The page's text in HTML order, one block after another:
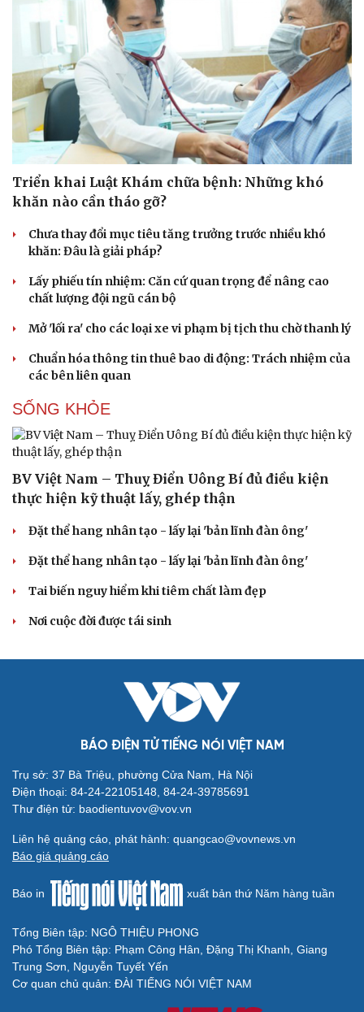
Văn hóa
Sân khấu - Điện ảnh
Văn học
Âm nhạc
Di sản
Giải trí
Nghệ sĩ
Thời trang
Sao Việt
Du lịch
Tư vấn
check-in
Podcast
Câu chuyện thời sự
Cửa sổ tình yêu
Kể chuyện cho bé
Cải chính
Triển khai Luật Khám chữa bệnh: Những khó
khăn nào cần tháo gỡ?
Chưa thay đổi mục tiêu tăng trưởng trước nhiều khó
khăn: Đâu là giải pháp?
Lấy phiếu tín nhiệm: Căn cứ quan trọng để nâng cao
chất lượng đội ngũ cán bộ
Mở 'lối ra' cho các loại xe vi phạm bị tịch thu chờ thanh lý
Chuẩn hóa thông tin thuê bao di động: Trách nhiệm của
các bên liên quan
SỐNG KHỎE
BV Việt Nam – Thuỵ Điển Uông Bí đủ điều kiện
thực hiện kỹ thuật lấy, ghép thận
Đặt thể hang nhân tạo - lấy lại 'bản lĩnh đàn ông'
Đặt thể hang nhân tạo - lấy lại 'bản lĩnh đàn ông'
Tai biến nguy hiểm khi tiêm chất làm đẹp
Nơi cuộc đời được tái sinh
BÁO ĐIỆN TỬ TIẾNG NÓI VIỆT NAM
Trụ sở: 37 Bà Triệu, phường Cửa Nam, Hà Nội
Điện thoại: 84-24-22105148, 84-24-39785691
Thư điện tử: baodientuvov@vov.vn
Liên hệ quảng cáo, phát hành: quangcao@vovnews.vn
Báo giá quảng cáo
Báo in xuất bản thứ Năm hàng tuần
Tổng Biên tập: NGÔ THIỆU PHONG
Phó Tổng Biên tập: Phạm Công Hân, Đặng Thị Khanh, Giang
Trung Sơn, Nguyễn Tuyết Yến
Cơ quan chủ quản: ĐÀI TIẾNG NÓI VIỆT NAM